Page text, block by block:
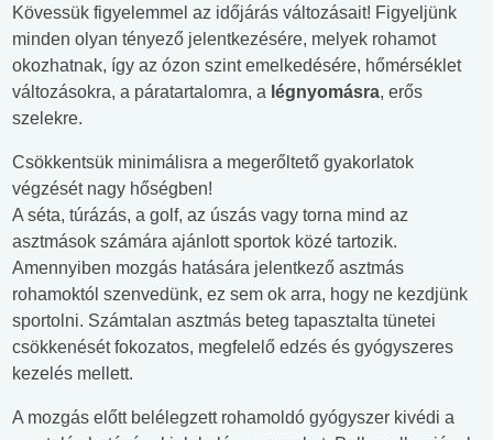
Kövessük figyelemmel az időjárás változásait! Figyeljünk
minden olyan tényező jelentkezésére, melyek rohamot
okozhatnak, így az ózon szint emelkedésére, hőmérséklet
változásokra, a páratartalomra, a légnyomásra, erős
szelekre.
Csökkentsük minimálisra a megerőltető gyakorlatok
végzését nagy hőségben!
A séta, túrázás, a golf, az úszás vagy torna mind az
asztmások számára ajánlott sportok közé tartozik.
Amennyiben mozgás hatására jelentkező asztmás
rohamoktól szenvedünk, ez sem ok arra, hogy ne kezdjünk
sportolni. Számtalan asztmás beteg tapasztalta tünetei
csökkenését fokozatos, megfelelő edzés és gyógyszeres
kezelés mellett.
A mozgás előtt belélegzett rohamoldó gyógyszer kivédi a